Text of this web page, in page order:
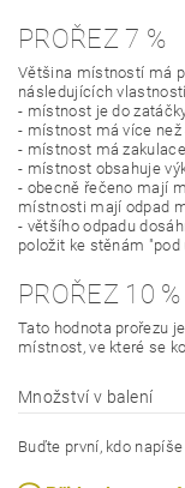
PROŘEZ 7 %
Většina místností má
následujících
- místnost je do
- místnost má více než
- místnost má
- místnost obsahuje
- obecně řečeno mají
místnosti mají odpad
- většího odpadu
položit ke stěnám "pod
PROŘEZ 10 %
Tato hodnota prořezu
místnost, ve které se
Množství v balení
Buďte první, kdo